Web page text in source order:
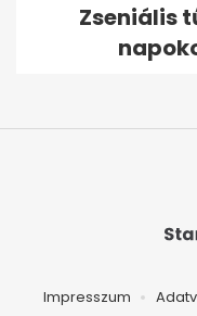
Zseniális
Impresszum